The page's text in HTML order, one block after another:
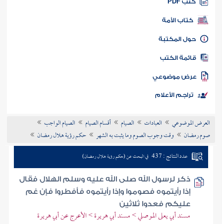
كتب PDF
كتاب الأمة
المكتبة
الكتب
موضوعي
تراجم الأعلام
العرض الموضوعي العبادات الصيام أقسام الصيام
الصيام الواجب
صوم رمضان
وقت وجوب الصوم وما يثبت به الشهر حكم رؤية هلال رمضان
عدد النتائج : 437 في البحث عن (حكم رؤية هلال رمضان)
ذكر لرسول الله صلى الله عليه وسلم الهلال فقال
إذا رأيتموه فصوموا وإذا رأيتموه فأفطروا فإن غم
عليكم فعدوا ثلاثين
مسند أبي يعلى الموصلي > مسند أبي هريرة > الأعرج عن أبي هريرة